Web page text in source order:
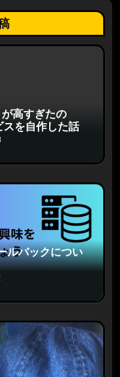
高すぎたの
を自作した話
ルバックについ